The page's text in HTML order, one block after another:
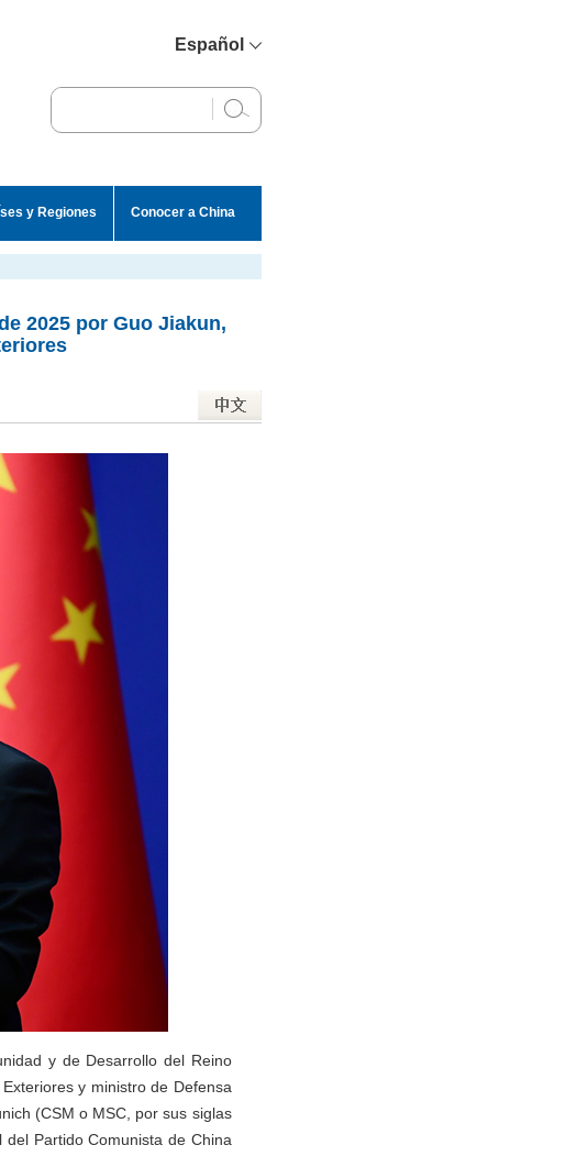
Español
English
y Regiones Conocer a China
2025 por Guo Jiakun,
y de Desarrollo del Reino
y ministro de Defensa
(CSM o MSC, por sus siglas
Partido Comunista de China